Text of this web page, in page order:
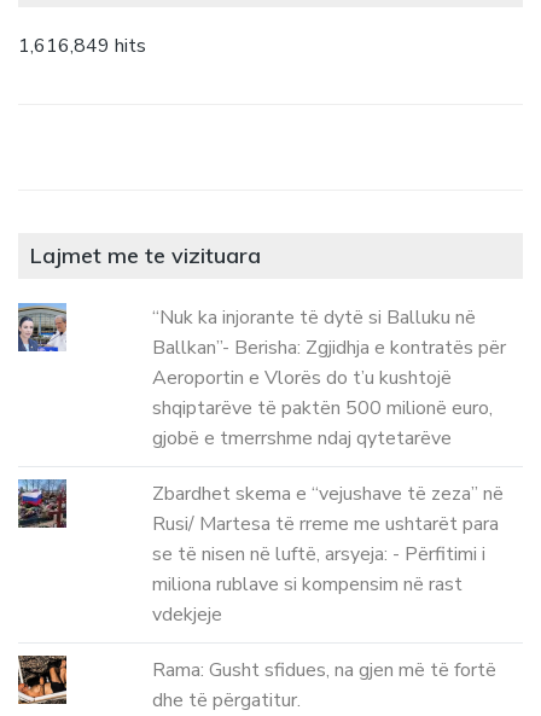
1,616,849 hits
Lajmet me te vizituara
“Nuk ka injorante të dytë si Balluku në
Ballkan”- Berisha: Zgjidhja e kontratës për
Aeroportin e Vlorës do t’u kushtojë
shqiptarëve të paktën 500 milionë euro,
gjobë e tmerrshme ndaj qytetarëve
Zbardhet skema e “vejushave të zeza” në
Rusi/ Martesa të rreme me ushtarët para
se të nisen në luftë, arsyeja: - Përfitimi i
miliona rublave si kompensim në rast
vdekjeje
Rama: Gusht sfidues, na gjen më të fortë
dhe të përgatitur.